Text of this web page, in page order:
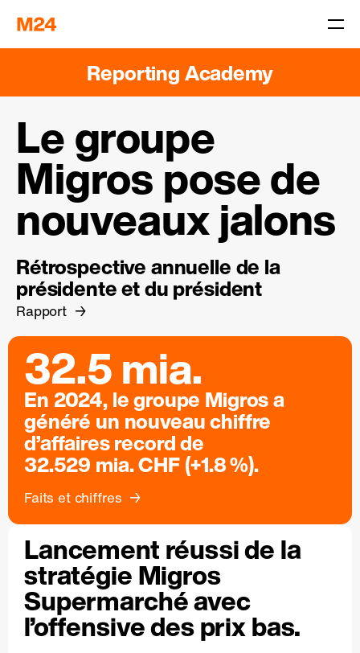
Reporting Academy
Le groupe
Migros pose de
nouveaux jalons
Rétrospective annuelle de la
présidente et du président
Rapport
32.5 mia.
En 2024, le groupe Migros a
généré un nouveau chiffre
d’affaires record de
32.529 mia. CHF (+1.8 %).
Faits et chiffres
Lancement réussi de la
stratégie Migros
Supermarché avec
l’offensive des prix bas.